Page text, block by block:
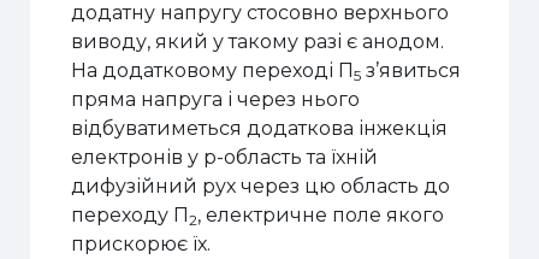
додатну напругу стосовно верхнього
виводу, який у такому разі є анодом.
На додатковому переході П5 з’явиться
пряма напруга і через нього
відбуватиметься додаткова інжекція
електронів у p-область та їхній
дифузійний рух через цю область до
переходу П2, електричне поле якого
прискорює їх.